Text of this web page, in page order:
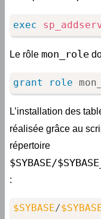
exec
Le rôle mon_role
grant role
L’installation des
réalisée grâce au
répertoire
$SYBASE/
:
$SYBASE/